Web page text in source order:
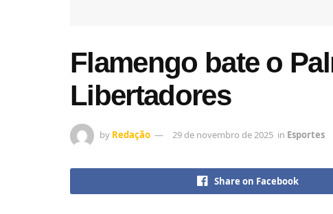
Flamengo bate o
Libertadores
by Redação 29 de novembro de 2025 in Esportes
Share on Facebook